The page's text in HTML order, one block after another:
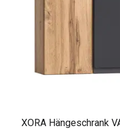
XORA Hängeschrank